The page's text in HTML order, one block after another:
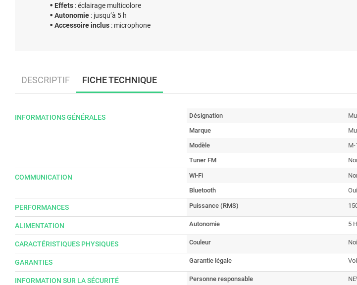
Effets : éclairage multicolore
Autonomie : jusqu’à 5 h
Accessoire inclus : microphone
DESCRIPTIF FICHE TECHNIQUE
INFORMATIONS GÉNÉRALES Désignation
Marque
Modèle
M-
Tuner FM
COMMUNICATION Wi-Fi
Bluetooth
Oui
PERFORMANCES Puissance (RMS)
ALIMENTATION Autonomie 5
CARACTÉRISTIQUES PHYSIQUES Couleur
GARANTIES Garantie légale
INFORMATION SUR LA SÉCURITÉ Personne responsable